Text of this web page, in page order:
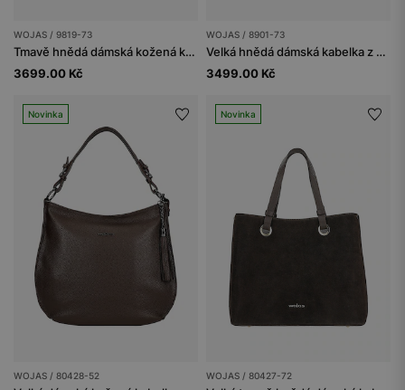
WOJAS / 9819-73
Tmavě hnědá dámská kožená kabelka
3699.00 Kč
WOJAS / 8901-73
Velká hnědá dámská kabelka z kvalitní kůže
3499.00 Kč
Novinka
WOJAS / 80428-52
Novinka
WOJAS / 80427-72